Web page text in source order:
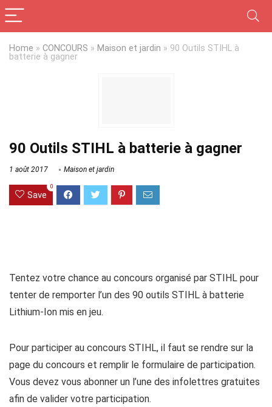
Home » CONCOURS » Maison et jardin » 90 Outils STIHL à
batterie à gagner
90 Outils STIHL à batterie à gagner
1 août 2017 Maison et jardin
Save
0
Tentez votre chance au concours organisé par STIHL pour
tenter de remporter l’un des 90 outils STIHL à batterie
Lithium-Ion mis en jeu.
Pour participer au concours STIHL, il faut se rendre sur la
page du concours et remplir le formulaire de participation.
Vous devez vous abonner un l’une des infolettres gratuites
afin de valider votre participation.